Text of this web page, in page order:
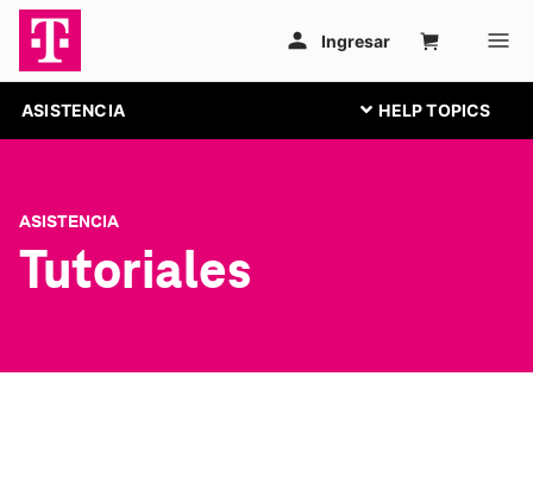
ASISTENCIA
ASISTENCIA
Tutoriales